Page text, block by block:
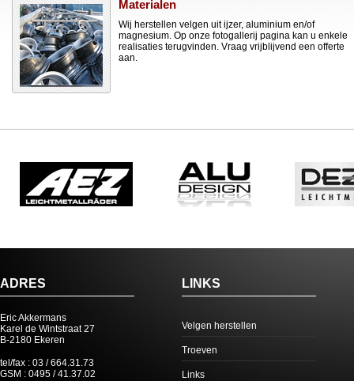
Materialen
Wij herstellen velgen uit ijzer, aluminium en/of
magnesium. Op onze fotogallerij pagina kan u enkele
realisaties terugvinden. Vraag vrijblijvend een offerte
aan.
ADRES
Eric Akkermans
Karel de Wintstraat 27
B-2180 Ekeren
tel/fax : 03 / 664.31.73
GSM : 0495 / 41.37.02
LINKS
Velgen herstellen
Troeven
Links